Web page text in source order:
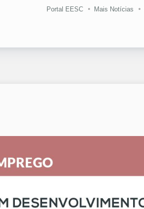
Portal EESC Mais Notícias